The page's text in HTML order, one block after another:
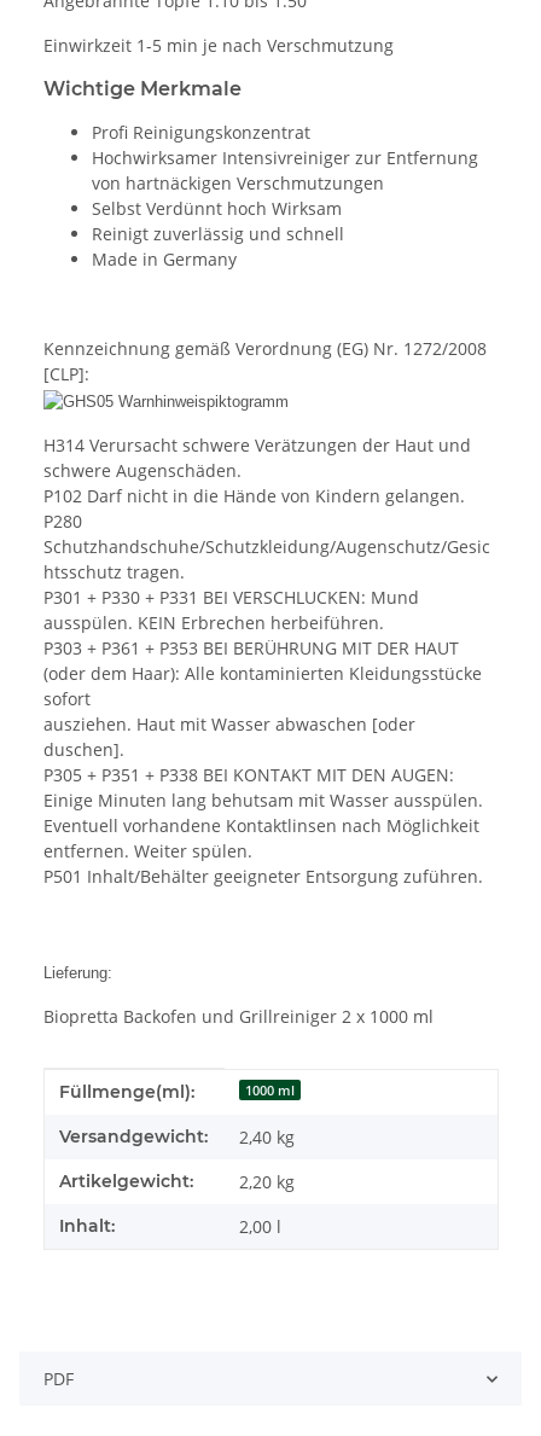
Einwirkzeit 1-5 min je nach Verschmutzung
Wichtige Merkmale
Profi Reinigungskonzentrat
Hochwirksamer Intensivreiniger zur Entfernung
von hartnäckigen Verschmutzungen
Selbst Verdünnt hoch Wirksam
Reinigt zuverlässig und schnell
Made in Germany
Kennzeichnung gemäß Verordnung (EG) Nr. 1272/2008
[CLP]:
H314 Verursacht schwere Verätzungen der Haut und
schwere Augenschäden.
P102 Darf nicht in die Hände von Kindern gelangen.
P280
Schutzhandschuhe/Schutzkleidung/Augenschutz/Gesic
htsschutz tragen.
P301 + P330 + P331 BEI VERSCHLUCKEN: Mund
ausspülen. KEIN Erbrechen herbeiführen.
P303 + P361 + P353 BEI BERÜHRUNG MIT DER HAUT
(oder dem Haar): Alle kontaminierten Kleidungsstücke
sofort
ausziehen. Haut mit Wasser abwaschen [oder
duschen].
P305 + P351 + P338 BEI KONTAKT MIT DEN AUGEN:
Einige Minuten lang behutsam mit Wasser ausspülen.
Eventuell vorhandene Kontaktlinsen nach Möglichkeit
entfernen. Weiter spülen.
P501 Inhalt/Behälter geeigneter Entsorgung zuführen.
Lieferung:
Biopretta Backofen und Grillreiniger 2 x 1000 ml
Produkteigenschaft
Wert
Füllmenge(ml): 1000 ml
Versandgewicht: 2,40 kg
Artikelgewicht: 2,20 kg
Inhalt: 2,00 l
PDF